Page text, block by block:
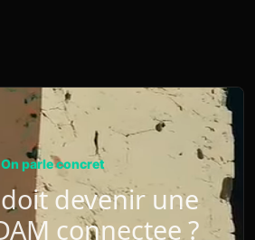
On parle concret
devenir une
connectee ?